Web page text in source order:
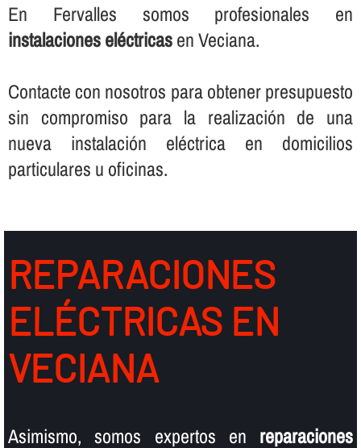
En Fervalles somos profesionales en
instalaciones eléctricasen Veciana.
Contacte con nosotros para obtener presupuesto
sin compromiso para la realización de una
nueva instalación eléctrica en domicilios
particulares u oficinas.
REPARACIONES
ELÉCTRICAS EN
VECIANA
Asimismo, somos expertos en reparaciones